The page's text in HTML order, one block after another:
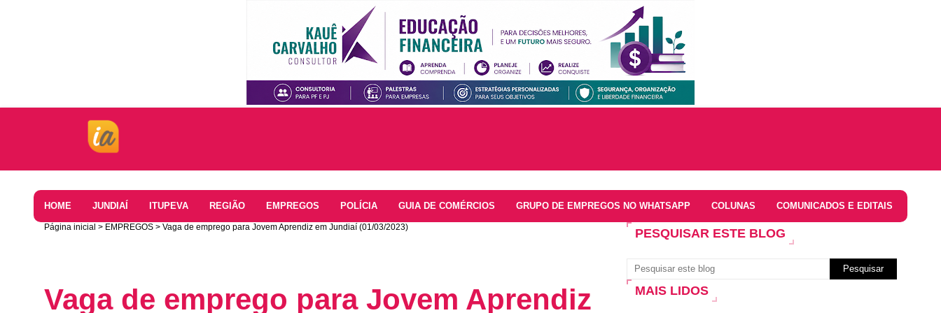
HOME JUNDIAÍ ITUPEVA REGIÃO EMPREGOS POLÍCIA GUIA DE COMÉRCIOS GRUPO DE EMPREGOS NO WHATSAPP COLUNAS COMUNICADOS E EDITAIS
Página inicial EMPREGOS Vaga de emprego para Jovem Aprendiz em Jundiaí (01/03/2023)
Vaga de emprego para Jovem Aprendiz
PESQUISAR ESTE BLOG
MAIS LIDOS